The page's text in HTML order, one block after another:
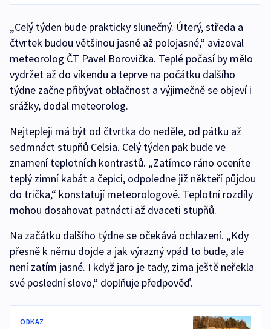
„Celý týden bude prakticky slunečný. Úterý, středa a
čtvrtek budou většinou jasné až polojasné,“ avizoval
meteorolog ČT Pavel Borovička. Teplé počasí by mělo
vydržet až do víkendu a teprve na počátku dalšího
týdne začne přibývat oblačnost a výjimečně se objeví i
srážky, dodal meteorolog.
Nejtepleji má být od čtvrtka do neděle, od pátku až
sedmnáct stupňů Celsia. Celý týden pak bude ve
znamení teplotních kontrastů. „Zatímco ráno oceníte
teplý zimní kabát a čepici, odpoledne již někteří půjdou
do trička,“ konstatují meteorologové. Teplotní rozdíly
mohou dosahovat patnácti až dvaceti stupňů.
Na začátku dalšího týdne se očekává ochlazení. „Kdy
přesně k němu dojde a jak výrazný vpád to bude, ale
není zatím jasné. I když jaro je tady, zima ještě neřekla
své poslední slovo,“ doplňuje předpověď.
ODKAZ